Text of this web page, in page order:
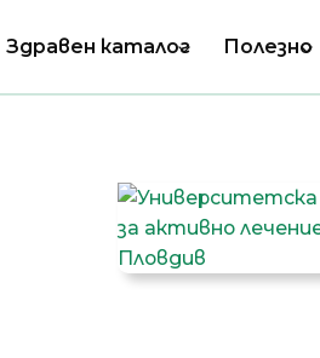
Здравен каталог Полезно